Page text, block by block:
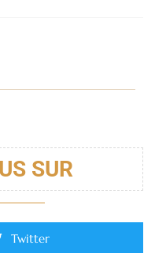
SUR
Twitter